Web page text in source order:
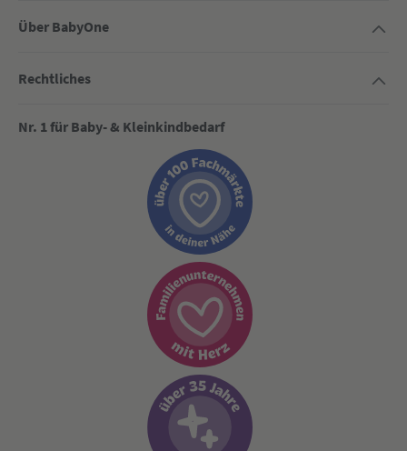
Über BabyOne
Rechtliches
Nr. 1 für Baby- & Kleinkindbedarf